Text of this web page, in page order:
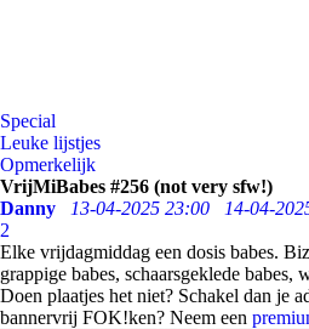
Special
Leuke lijstjes
Opmerkelijk
VrijMiBabes #256 (not very sfw!)
Danny
13-04-2025 23:00 14-04-
2
Elke vrijdagmiddag een dosis babes.
grappige babes, schaarsgeklede babes,
Doen plaatjes het niet? Schakel dan je
bannervrij FOK!ken? Neem een